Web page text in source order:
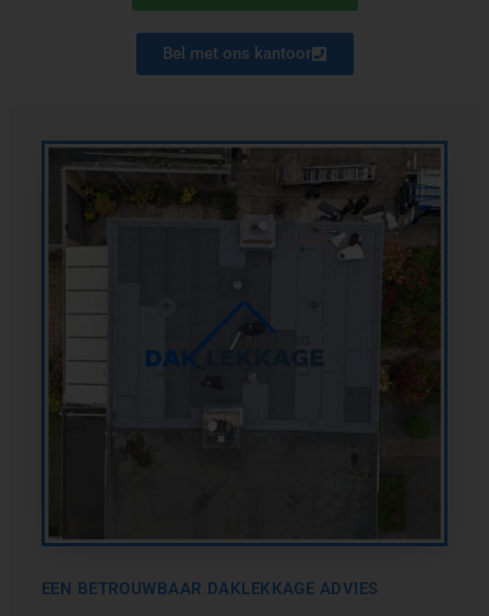
Bel met ons kantoor
EEN BETROUWBAAR DAKLEKKAGE ADVIES